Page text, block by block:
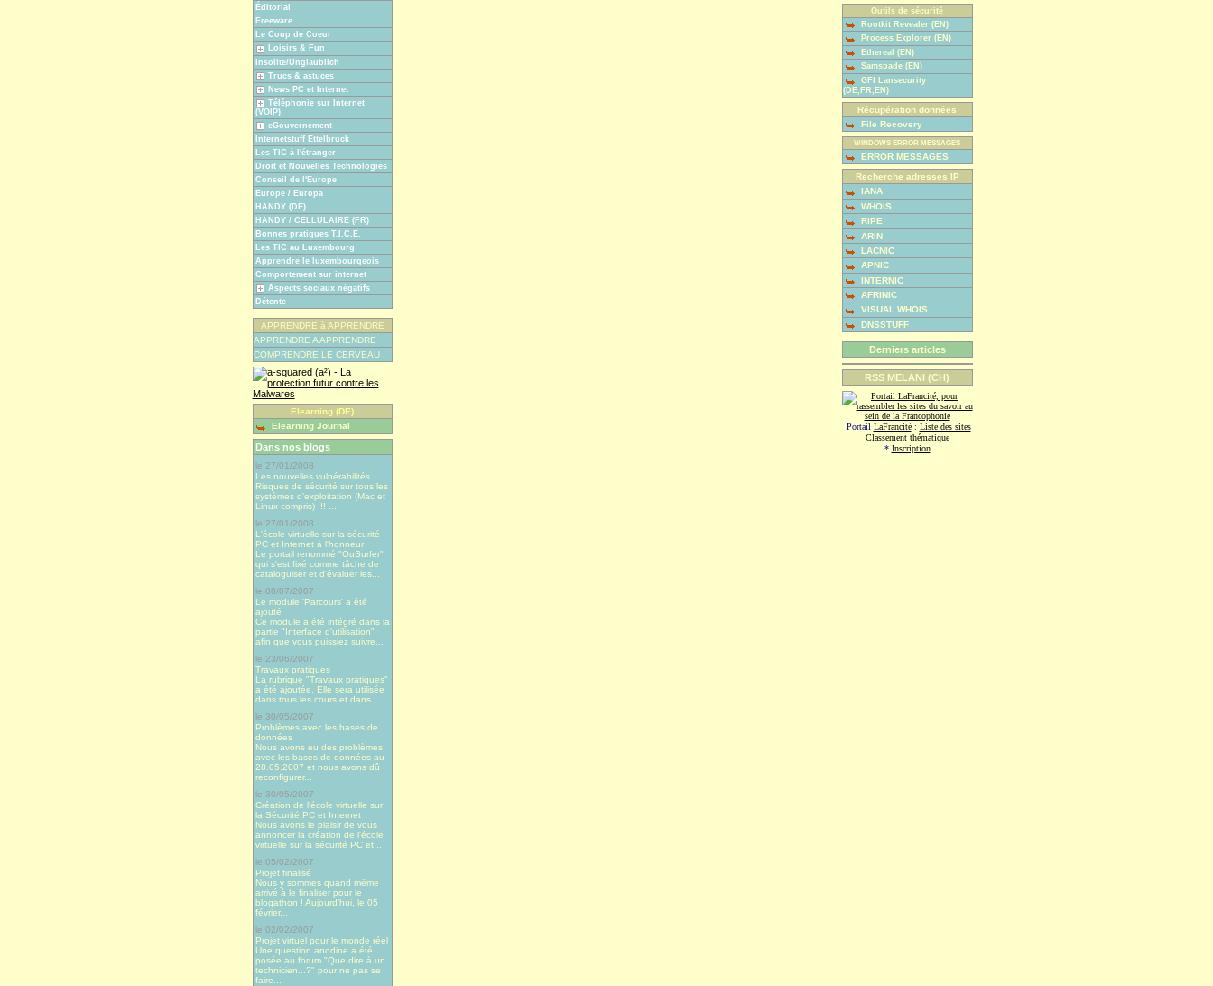
Éditorial
Freeware
Le Coup de Coeur
Loisirs & Fun
Insolite/Unglaublich
Trucs & astuces
News PC et Internet
Téléphonie sur Internet
(VOIP)
eGouvernement
Internetstuff Ettelbruck
Les TIC à l'étranger
Droit et Nouvelles Technologies
Conseil de l'Europe
Europe / Europa
HANDY (DE)
HANDY / CELLULAIRE (FR)
Bonnes pratiques T.I.C.E.
Les TIC au Luxembourg
Apprendre le luxembourgeois
Comportement sur internet
Aspects sociaux négatifs
Détente
APPRENDRE à APPRENDRE
APPRENDRE A APPRENDRE
COMPRENDRE LE CERVEAU
Elearning (DE)
Elearning Journal
Dans nos blogs
le 27/01/2008
Les nouvelles vulnérabilités
Risques de sécurité sur tous les
systèmes d'exploitation (Mac et
Linux compris) !!! ...
le 27/01/2008
L'école virtuelle sur la sécurité
PC et Internet à l'honneur
Le portail renommé "OuSurfer"
qui s'est fixé comme tâche de
cataloguiser et d'évaluer les...
le 08/07/2007
Le module 'Parcours' a été
ajouté
Ce module a été intégré dans la
partie "Interface d'utilisation"
afin que vous puissiez suivre...
le 23/06/2007
Travaux pratiques
La rubrique "Travaux pratiques"
a été ajoutée. Elle sera utilisée
dans tous les cours et dans...
le 30/05/2007
Problèmes avec les bases de
données
Nous avons eu des problèmes
avec les bases de données au
28.05.2007 et nous avons dû
reconfigurer...
le 30/05/2007
Création de l'école virtuelle sur
la Sécurité PC et Internet
Nous avons le plaisir de vous
annoncer la création de l'école
virtuelle sur la sécurité PC et...
le 05/02/2007
Projet finalisé
Nous y sommes quand même
arrivé à le finaliser pour le
blogathon ! Aujourd’hui, le 05
février...
le 02/02/2007
Projet virtuel pour le monde réel
Une question anodine a été
posée au forum "Que dire à un
technicien...?" pour ne pas se
faire...
Outils de sécurité
Rootkit Revealer (EN)
Process Explorer (EN)
Ethereal (EN)
Samspade (EN)
GFI Lansecurity
(DE,FR,EN)
Récupération données
File Recovery
WINDOWS ERROR MESSAGES
ERROR MESSAGES
Recherche adresses IP
IANA
WHOIS
RIPE
ARIN
LACNIC
APNIC
INTERNIC
AFRINIC
VISUAL WHOIS
DNSSTUFF
Derniers articles
RSS MELANI (CH)
Portail LaFrancité: Liste des sites
Classement thématique
* Inscription